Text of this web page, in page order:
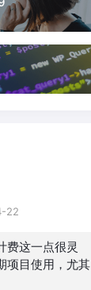
22
费这一点很灵
项目使用，尤其